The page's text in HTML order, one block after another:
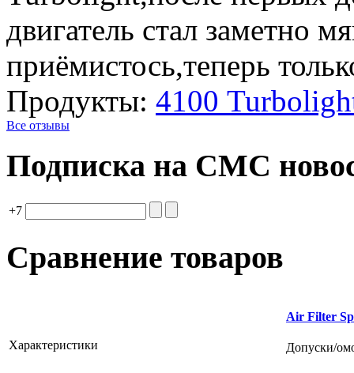
двигатель стал заметно
приёмистось,теперь
Продукты: 4100
Все отзывы
Подписка на СМС
+7
Сравнение товаров
Характеристики
Air Filter
Допуски/